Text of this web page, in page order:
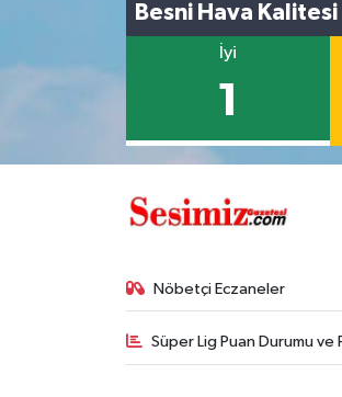
Besni Hava Kalitesi
İyi
1
Nöbetçi Eczaneler
Süper Lig Puan Durumu ve